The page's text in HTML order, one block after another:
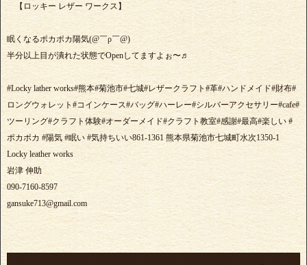
【ロッキー レザー ワークス】
眠くなるポカポカ陽気(@￣ρ￣@)
半分以上目が潰れた状態でOpenしてますよぉ〜♬
#Locky lather works#熊本#菊池市#七城#レザークラフト#革#ハンドメイド#財布#
ロングウォレット#コインケース#バッグ#ハーレー#シルバーアクセサリー#cafe#
ツーリング#クラフト体験#オーダーメイド#クラフト教室#感謝#最高#楽しい #
ポカポカ #陽気 #眠い #気持ちいい861-1361 熊本県菊池市七城町水次1350-1
Locky leather works
岩津 伸助
090-7160-8597
gansuke713@gmail.com